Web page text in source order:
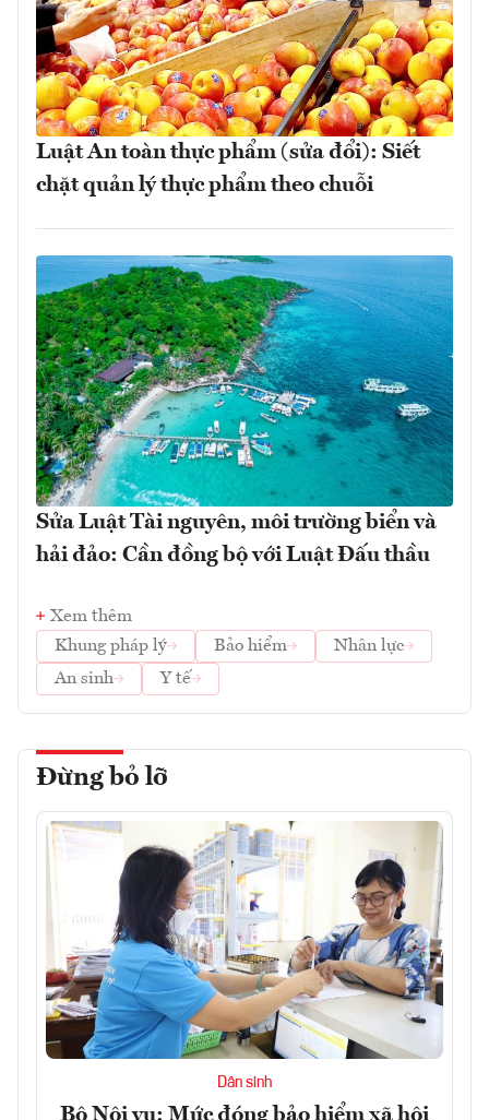
Luật An toàn thực phẩm (sửa đổi): Siết
chặt quản lý thực phẩm theo chuỗi
Sửa Luật Tài nguyên, môi trường biển và
hải đảo: Cần đồng bộ với Luật Đấu thầu
Xem thêm
Khung pháp lý
Bảo hiểm
Nhân lực
An sinh
Y tế
Đừng bỏ lỡ
Dân sinh
Bộ Nội vụ: Mức đóng bảo hiểm xã hội